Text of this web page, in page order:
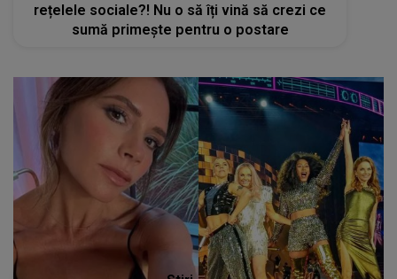
rețelele sociale?! Nu o să îți vină să crezi ce
sumă primește pentru o postare